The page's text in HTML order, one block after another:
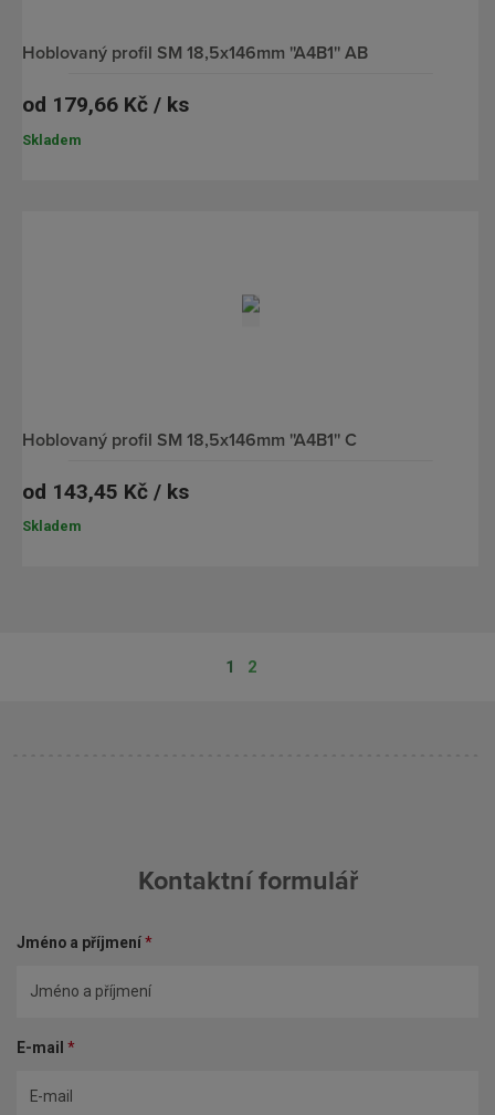
hoblovaný profil SM 18,5x146mm ''A4B1'' AB
od 179,66 Kč / ks
Skladem
hoblovaný profil SM 18,5x146mm ''A4B1'' C
od 143,45 Kč / ks
Skladem
1 2
Kontaktní formulář
Jméno a příjmení*
E-mail *